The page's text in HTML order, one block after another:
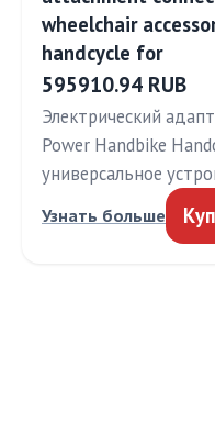
wheelchair
handcycle for
595910.94 RUB
Электрический
Power Handbike
универсальное
Узнать больше